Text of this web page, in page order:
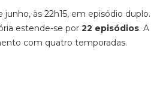
junho, às 22h15, em episódio duplo.
estende-se por 22 episódios. A
com quatro temporadas.